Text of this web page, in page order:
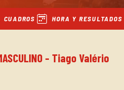
CUADROS HORA Y RESULTADOS
- Tiago Valério